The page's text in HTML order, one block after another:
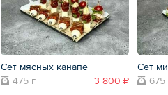
Сет мясных канапе
475 г
3 800 ₽
Сет
675